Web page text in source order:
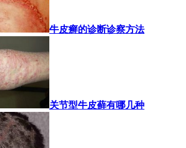
牛皮癣的诊断诊察方法
关节型牛皮藓有哪几种